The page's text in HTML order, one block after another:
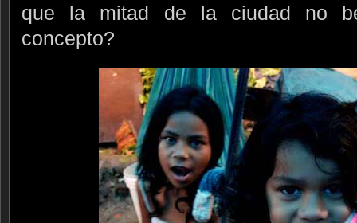
que la mitad de la ciudad no
concepto?